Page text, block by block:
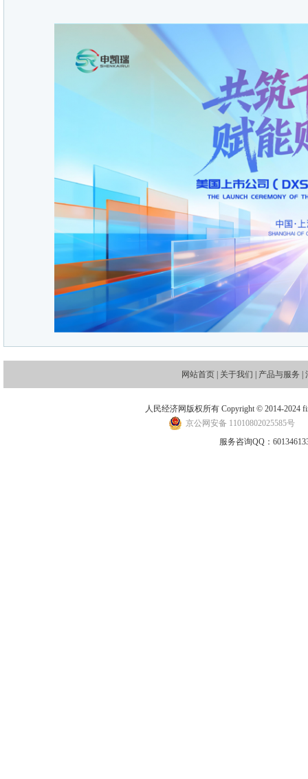
网站首页 关于我们 产品与服务
人民经济网版权所有 Copyright © 2014-2024
京公网安备 11010802025585号
服务咨询QQ：